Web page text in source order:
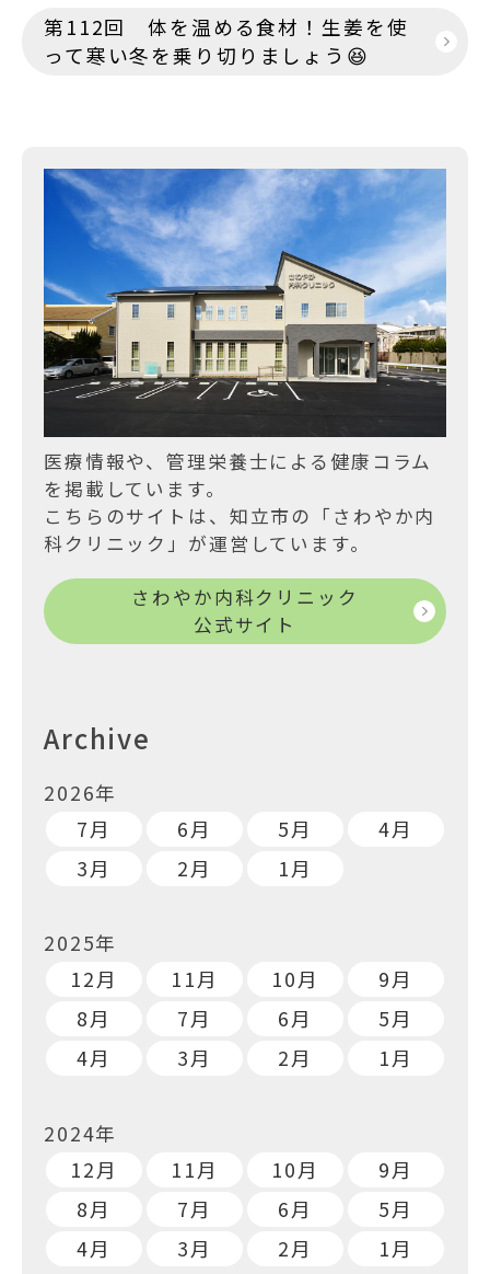
ビ
ョ
第112回 体を温める食材！生姜を使
って寒い冬を乗り切りましょう😆
医療情報や、管理栄養士による健康コラム
を掲載しています。
こちらのサイトは、知立市の「さわやか内
科クリニック」が運営しています。
さわやか内科クリニック
公式サイト
Archive
2026年
7月
6月 5月
4月
3月
2月 1月
2025年
12月
11月 10月
9月
8月
7月 6月
5月
4月
3月 2月 1月
2024年
12月
11月 10月
9月
8月
7月 6月
5月
4月
3月 2月 1月